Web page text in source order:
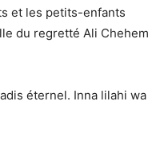
et les petits-enfants
du regretté Ali Chehem
éternel. Inna lilahi wa